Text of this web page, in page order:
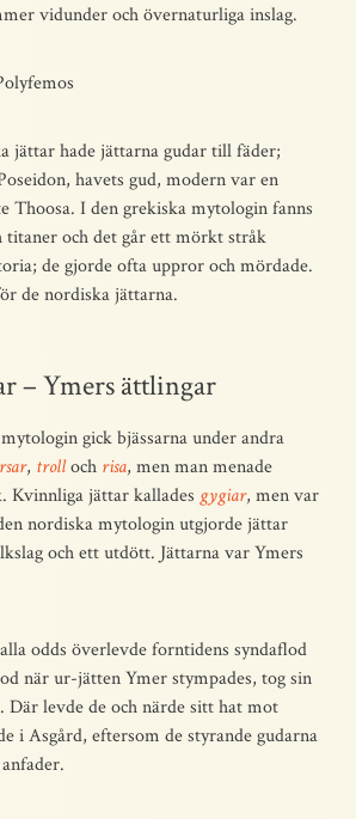
vidunder och övernaturliga inslag.
jättar hade jättarna gudar till fäder;
havets gud, modern var en
Thoosa. I den grekiska mytologin fanns
titaner och det går ett mörkt stråk
de gjorde ofta uppror och mördade.
de nordiska jättarna.
– Ymers ättlingar
gick bjässarna under andra
, trolloch risa, men man menade
Kvinnliga jättar kallades gygiar, men var
nordiska mytologin utgjorde jättar
och ett utdött. Jättarna var Ymers
odds överlevde forntidens syndaflod
när ur-jätten Ymer stympades, tog sin
Där levde de och närde sitt hat mot
i Asgård, eftersom de styrande gudarna